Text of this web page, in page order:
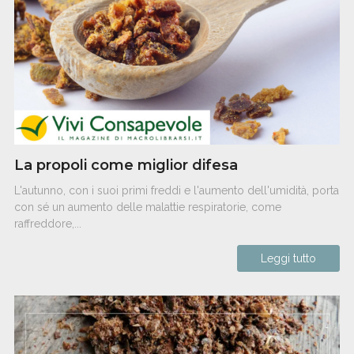
La propoli come miglior difesa
L'autunno, con i suoi primi freddi e l'aumento dell'umidità, porta
con sé un aumento delle malattie respiratorie, come
raffreddore,...
Leggi tutto